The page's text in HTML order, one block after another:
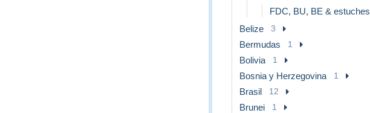
FDC, BU, BE & estuches
Belize 3
Bermudas 1
Bolivia 1
Bosnia y Herzegovina 1
Brasil 12
Brunei 1